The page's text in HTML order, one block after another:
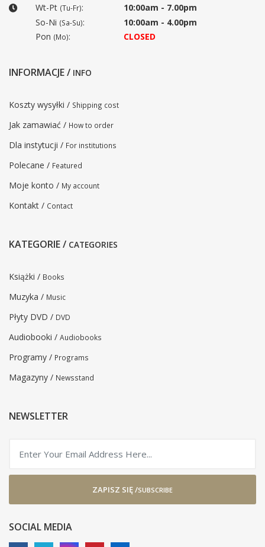
Wt-Pt (Tu-Fr):
10:00am - 7.00pm
So-Ni (Sa-Su):
10:00am - 4.00pm
Pon (Mo): CLOSED
INFORMACJE / INFO
Koszty wysyłki / Shipping cost
Jak zamawiać / How to order
Dla instytucji / For institutions
Polecane / Featured
Moje konto / My account
Kontakt / Contact
KATEGORIE / CATEGORIES
Książki / Books
Muzyka / Music
Płyty DVD / DVD
Audiobooki / Audiobooks
Programy / Programs
Magazyny / Newsstand
NEWSLETTER
ZAPISZ SIĘ /SUBSCRIBE
SOCIAL MEDIA